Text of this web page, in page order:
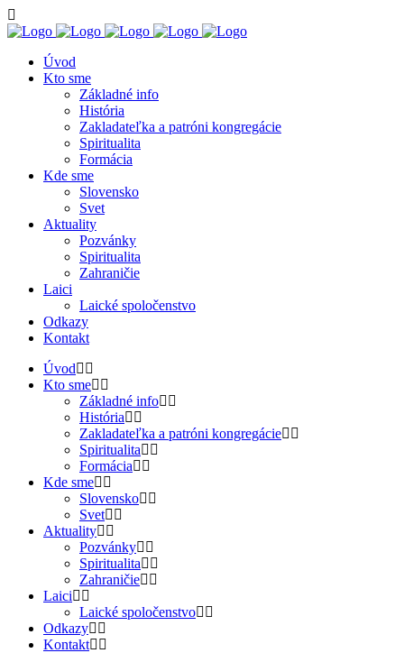
Úvod
Kto sme
Základné info
História
Zakladateľka a patróni kongregácie
Spiritualita
Formácia
Kde sme
Slovensko
Svet
Aktuality
Pozvánky
Spiritualita
Zahraničie
Laici
Laické spoločenstvo
Odkazy
Kontakt
Úvod
Kto sme
Základné info
História
Zakladateľka a patróni kongregácie
Spiritualita
Formácia
Kde sme
Slovensko
Svet
Aktuality
Pozvánky
Spiritualita
Zahraničie
Laici
Laické spoločenstvo
Odkazy
Kontakt